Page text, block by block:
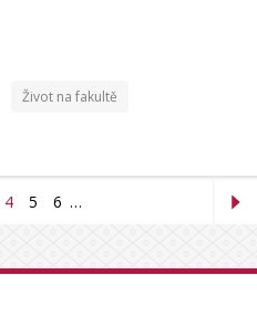
Život na fakultě
4 5 6 …